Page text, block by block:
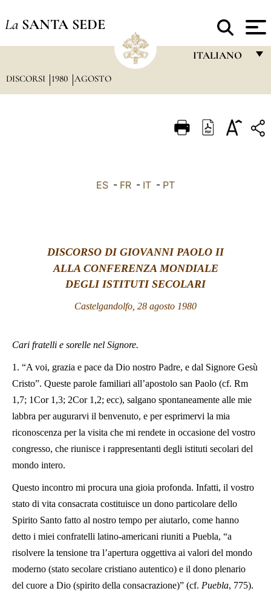
La SANTA SEDE
ITALIANO
ITALIANO
中文
LATINE
DISCORSI 1980 AGOSTO
ES - FR - IT - PT
DISCORSO DI GIOVANNI PAOLO II
ALLA CONFERENZA MONDIALE
DEGLI ISTITUTI SECOLARI
Castelgandolfo, 28 agosto 1980
Cari fratelli e sorelle nel Signore.
1. “A voi, grazia e pace da Dio nostro Padre, e dal Signore Gesù
Cristo”. Queste parole familiari all’apostolo san Paolo (cf. Rm
1,7; 1Cor 1,3; 2Cor 1,2; ecc), salgano spontaneamente alle mie
labbra per augurarvi il benvenuto, e per esprimervi la mia
riconoscenza per la visita che mi rendete in occasione del vostro
congresso, che riunisce i rappresentanti degli istituti secolari del
mondo intero.
Questo incontro mi procura una gioia profonda. Infatti, il vostro
stato di vita consacrata costituisce un dono particolare dello
Spirito Santo fatto al nostro tempo per aiutarlo, come hanno
detto i miei confratelli latino-americani riuniti a Puebla, “a
risolvere la tensione tra l’apertura oggettiva ai valori del mondo
moderno (stato secolare cristiano autentico) e il dono plenario
del cuore a Dio (spirito della consacrazione)” (cf. Puebla, 775).